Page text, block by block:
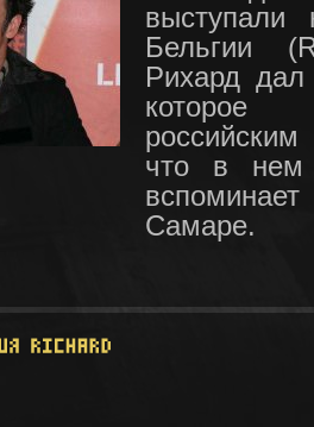
Бельгии
Рихард
которое
что в нем
Самаре.